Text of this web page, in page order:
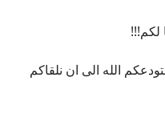
لكم!!!
الله الى ان نلقاكم